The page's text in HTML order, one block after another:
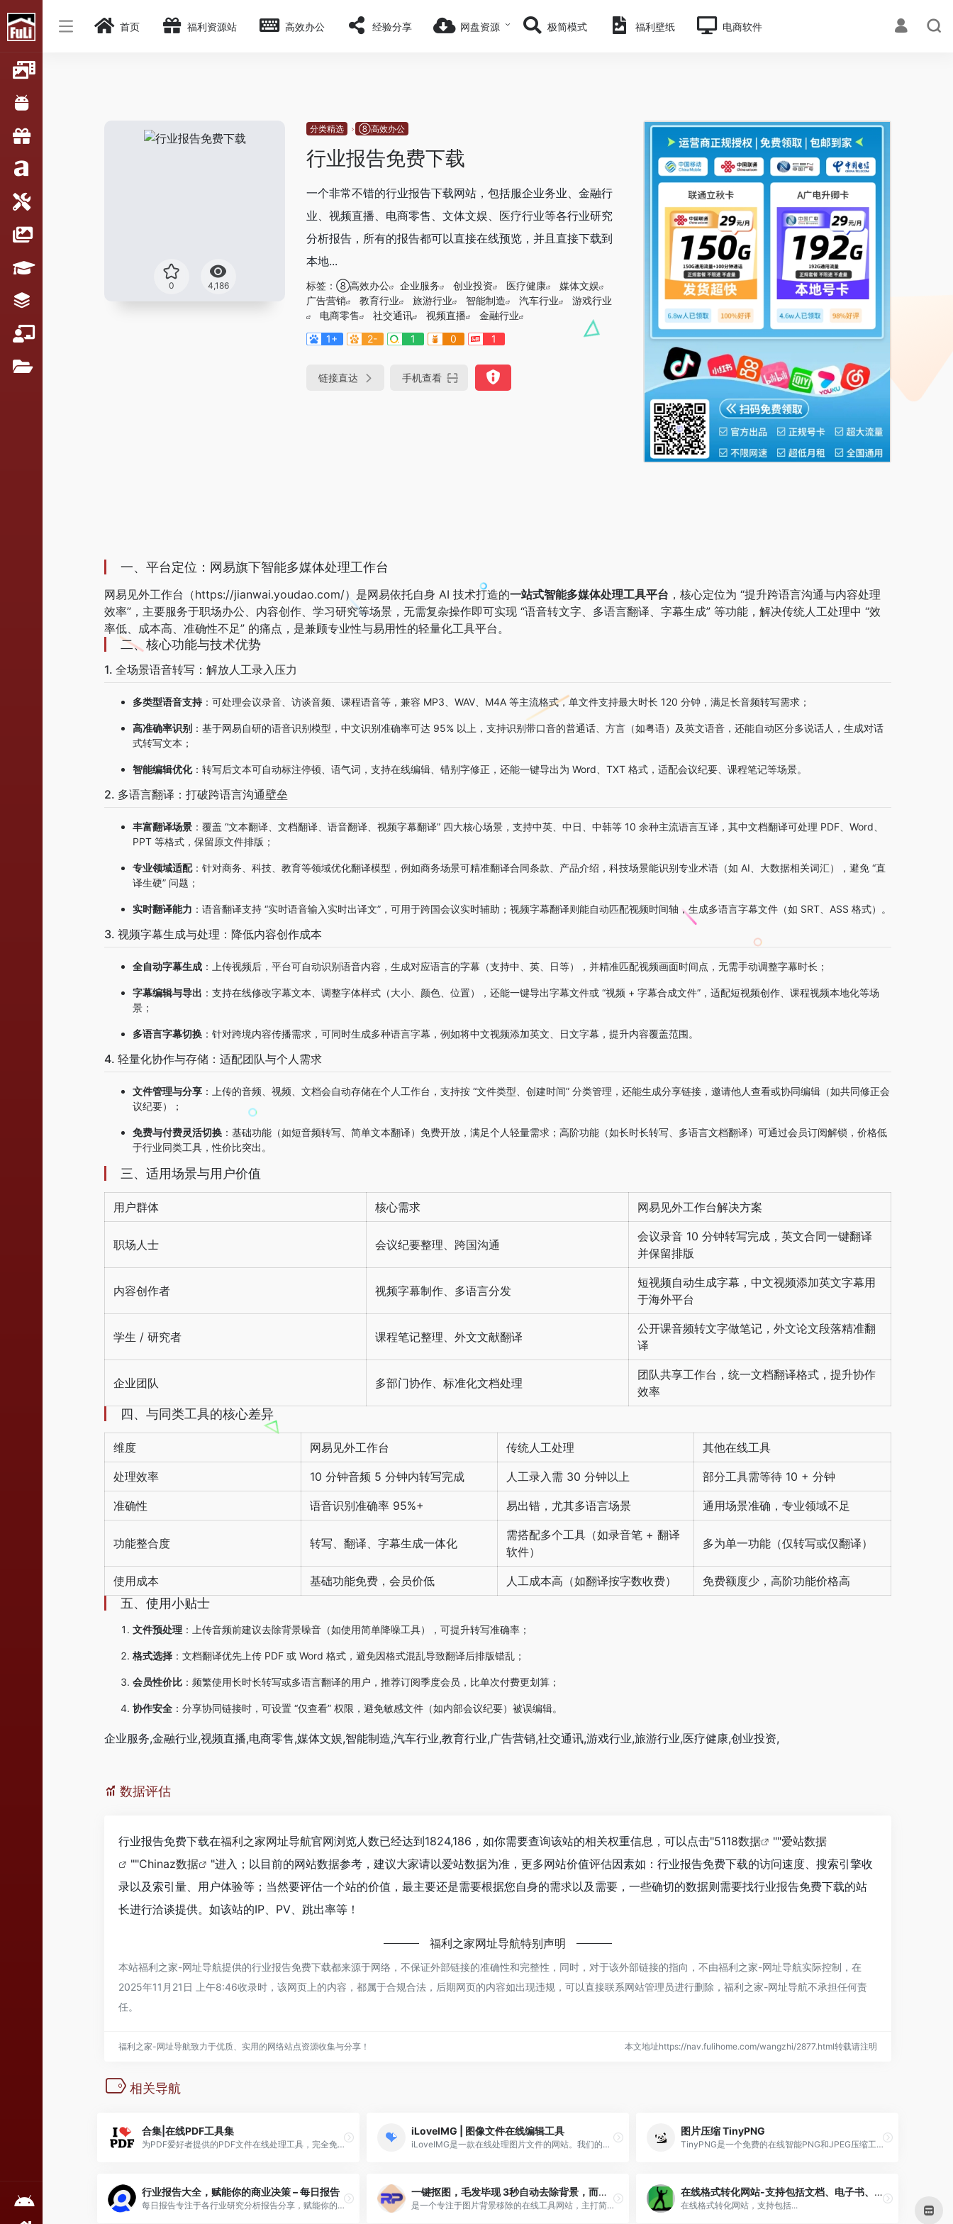
首页 福利资源站 高效办公 经验分享 网盘资源 极简模式 福利壁纸 电商软件
0 4,186
分类精选 ⑧高效办公
行业报告免费下载
一个非常不错的行业报告下载网站，包括服企业务业、金融行
业、视频直播、电商零售、文体文娱、医疗行业等各行业研究
分析报告，所有的报告都可以直接在线预览，并且直接下载到
本地...
标签： ⑧高效办公 企业服务 创业投资 医疗健康
媒体文娱
广告营销
教育行业 旅游行业 智能制造 汽车行业
游戏行业
电商零售
社交通讯 视频直播
金融行业
1+
2- 1 0 1
链接直达 手机查看
一、平台定位：网易旗下智能多媒体处理工作台
网易见外工作台（https://jianwai.youdao.com/）是网易依托自身 AI 技术打造的一站式智能多媒体处理工具平台 ，核心定位为 “提升跨语言沟通与内容处理
效率”，主要服务于职场办公、内容创作、学习研究等场景，无需复杂操作即可实现 “语音转文字、多语言翻译、字幕生成” 等功能，解决传统人工处理中 “效
率低、成本高、准确性不足” 的痛点，是兼顾专业性与易用性的轻量化工具平台。
二、核心功能与技术优势
1. 全场景语音转写：解放人工录入压力
多类型语音支持 ：可处理会议录音、访谈音频、课程语音等，兼容 MP3、WAV、M4A 等主流格式，单文件支持最大时长 120 分钟，满足长音频转写需求；
高准确率识别 ：基于网易自研的语音识别模型，中文识别准确率可达 95% 以上，支持识别带口音的普通话、方言（如粤语）及英文语音，还能自动区分多说话人，生成对话
式转写文本；
智能编辑优化：转写后文本可自动标注停顿、语气词，支持在线编辑、错别字修正，还能一键导出为 Word、TXT 格式，适配会议纪要、课程笔记等场景。
2. 多语言翻译：打破跨语言沟通壁垒
丰富翻译场景 ：覆盖 “文本翻译、文档翻译、语音翻译、视频字幕翻译” 四大核心场景，支持中英、中日、中韩等 10 余种主流语言互译，其中文档翻译可处理 PDF、Word、
PPT 等格式，保留原文件排版；
专业领域适配：针对商务、科技、教育等领域优化翻译模型，例如商务场景可精准翻译合同条款、产品介绍，科技场景能识别专业术语（如 AI、大数据相关词汇），避免 “直
译生硬” 问题；
实时翻译能力 ：语音翻译支持 “实时语音输入实时出译文”，可用于跨国会议实时辅助；视频字幕翻译则能自动匹配视频时间轴，生成多语言字幕文件（如 SRT、ASS 格式）。
3. 视频字幕生成与处理：降低内容创作成本
全自动字幕生成 ：上传视频后，平台可自动识别语音内容，生成对应语言的字幕（支持中、英、日等），并精准匹配视频画面时间点，无需手动调整字幕时长；
字幕编辑与导出 ：支持在线修改字幕文本、调整字体样式（大小、颜色、位置），还能一键导出字幕文件或 “视频 + 字幕合成文件”，适配短视频创作、课程视频本地化等场
景；
多语言字幕切换 ：针对跨境内容传播需求，可同时生成多种语言字幕，例如将中文视频添加英文、日文字幕，提升内容覆盖范围。
4. 轻量化协作与存储：适配团队与个人需求
文件管理与分享 ：上传的音频、视频、文档会自动存储在个人工作台，支持按 “文件类型、创建时间” 分类管理，还能生成分享链接，邀请他人查看或协同编辑（如共同修正会
议纪要）；
免费与付费灵活切换 ：基础功能（如短音频转写、简单文本翻译）免费开放，满足个人轻量需求；高阶功能（如长时长转写、多语言文档翻译）可通过会员订阅解锁，价格低
于行业同类工具，性价比突出。
三、适用场景与用户价值
用户群体 核心需求 网易见外工作台解决方案
职场人士 会议纪要整理、跨国沟通
会议录音 10 分钟转写完成，英文合同一键翻译
并保留排版
内容创作者 视频字幕制作、多语言分发
短视频自动生成字幕，中文视频添加英文字幕用
于海外平台
学生 / 研究者 课程笔记整理、外文文献翻译
公开课音频转文字做笔记，外文论文段落精准翻
译
企业团队 多部门协作、标准化文档处理
团队共享工作台，统一文档翻译格式，提升协作
效率
四、与同类工具的核心差异
维度 网易见外工作台 传统人工处理 其他在线工具
处理效率 10 分钟音频 5 分钟内转写完成 人工录入需 30 分钟以上 部分工具需等待 10 + 分钟
准确性 语音识别准确率 95%+ 易出错，尤其多语言场景 通用场景准确，专业领域不足
功能整合度 转写、翻译、字幕生成一体化
需搭配多个工具（如录音笔 + 翻译
软件）
多为单一功能（仅转写或仅翻译）
使用成本 基础功能免费，会员价低 人工成本高（如翻译按字数收费） 免费额度少，高阶功能价格高
五、使用小贴士
文件预处理 ：上传音频前建议去除背景噪音（如使用简单降噪工具），可提升转写准确率；
格式选择 ：文档翻译优先上传 PDF 或 Word 格式，避免因格式混乱导致翻译后排版错乱；
会员性价比 ：频繁使用长时长转写或多语言翻译的用户，推荐订阅季度会员，比单次付费更划算；
协作安全 ：分享协同链接时，可设置 “仅查看” 权限，避免敏感文件（如内部会议纪要）被误编辑。
企业服务,金融行业,视频直播,电商零售,媒体文娱,智能制造,汽车行业,教育行业,广告营销,社交通讯,游戏行业,旅游行业,医疗健康,创业投资,
数据评估
行业报告免费下载在福利之家网址导航官网浏览人数已经达到1824,186，如你需要查询该站的相关权重信息，可以点击"5118数据 ""爱站数据
""Chinaz数据
"进入；以目前的网站数据参考，建议大家请以爱站数据为准，更多网站价值评估因素如：行业报告免费下载的访问速度、搜索引擎收
录以及索引量、用户体验等；当然要评估一个站的价值，最主要还是需要根据您自身的需求以及需要，一些确切的数据则需要找行业报告免费下载的站
长进行洽谈提供。如该站的IP、PV、跳出率等！
福利之家网址导航特别声明
本站福利之家-网址导航提供的行业报告免费下载都来源于网络，不保证外部链接的准确性和完整性，同时，对于该外部链接的指向，不由福利之家-网址导航实际控制，在
2025年11月21日 上午8:46收录时，该网页上的内容，都属于合规合法，后期网页的内容如出现违规，可以直接联系网站管理员进行删除， 福利之家-网址导航不承担任何责
任。
福利之家-网址导航致力于优质、实用的网络站点资源收集与分享！ 本文地址https://nav.fulihome.com/wangzhi/2877.html转载请注明
相关导航
合集|在线PDF工具集
为PDF爱好者提供的PDF文件在线处理工具，完全免费、易于使用、丰富的PDF处理工具，包括：合并、拆分、压缩、转换、旋转和解锁PDF文件，以及给PDF文件添加水印的工具等。仅需几秒钟即可完成。
iLoveIMG | 图像文件在线编辑工具
iLoveIMG是一款在线处理图片文件的网站。我们的服务完全免费，而且使用简便。网站的功能有：压缩图像文件、调整文件尺寸、裁剪文件，以及转换文件格式等！
图片压缩 TinyPNG
TinyPNG是一个免费的在线智能PNG和JPEG压缩工具，已有超过10亿张PNG和JPEG图片使TinyPNG进行优化。
行业报告大全，赋能你的商业决策 – 每日报告
每日报告专注于各行业研究分析报告分享，赋能你的商业决策，一个行业报告大全网站，专注于金融行业、视频直播、电商零售、医疗行业和房产等等各行业研究分析报告分享，提供在线预览和下载到本地，下载需登录账号
一键抠图，毛发毕现 3秒自动去除背景，而且完全免费！
是一个专注于图片背景移除的在线工具网站，主打简单高效的 AI 图像处理功能
在线格式转化网站-支持包括文档、电子书、音乐、视频、压缩包等在内的 80 多种格式的在线互相转化。
在线格式转化网站，支持包括...